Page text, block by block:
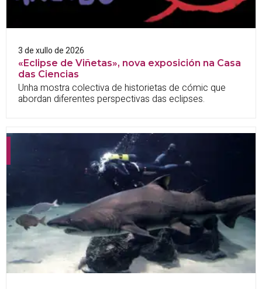
3 de xullo de 2026
«Eclipse de Viñetas», nova exposición na Casa
das Ciencias
Unha mostra colectiva de historietas de cómic que
abordan diferentes perspectivas das eclipses.